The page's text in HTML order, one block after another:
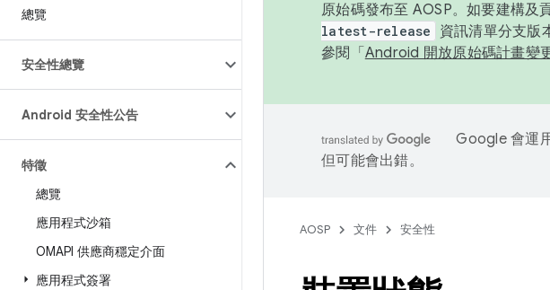
總覽
安全性總覽
Android 安全性公告
特徵
總覽
應用程式沙箱
OMAPI 供應商穩定介面
應用程式簽署
原始碼發布至 AOSP。如要建構及
latest-release
資訊清單分支版
參閱「 Android 開放原始碼計畫變
Google 會運
但可能會出錯。
AOSP 文件 安全性